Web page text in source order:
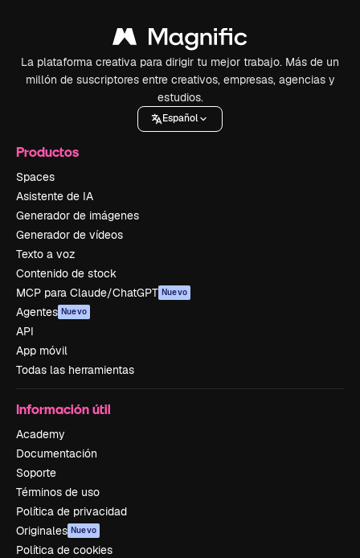
La plataforma creativa para dirigir tu mejor trabajo. Más de un
millón de suscriptores entre creativos, empresas, agencias y
estudios.
Español
Productos
Spaces
Asistente de IA
Generador de imágenes
Generador de vídeos
Texto a voz
Contenido de stock
MCP para Claude/ChatGPT Nuevo
Agentes Nuevo
API
App móvil
Todas las herramientas
Información útil
Academy
Documentación
Soporte
Términos de uso
Política de privacidad
Originales Nuevo
Política de cookies